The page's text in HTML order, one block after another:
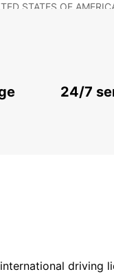
STATES OF
MUJERES TRS CO
24/7
driving